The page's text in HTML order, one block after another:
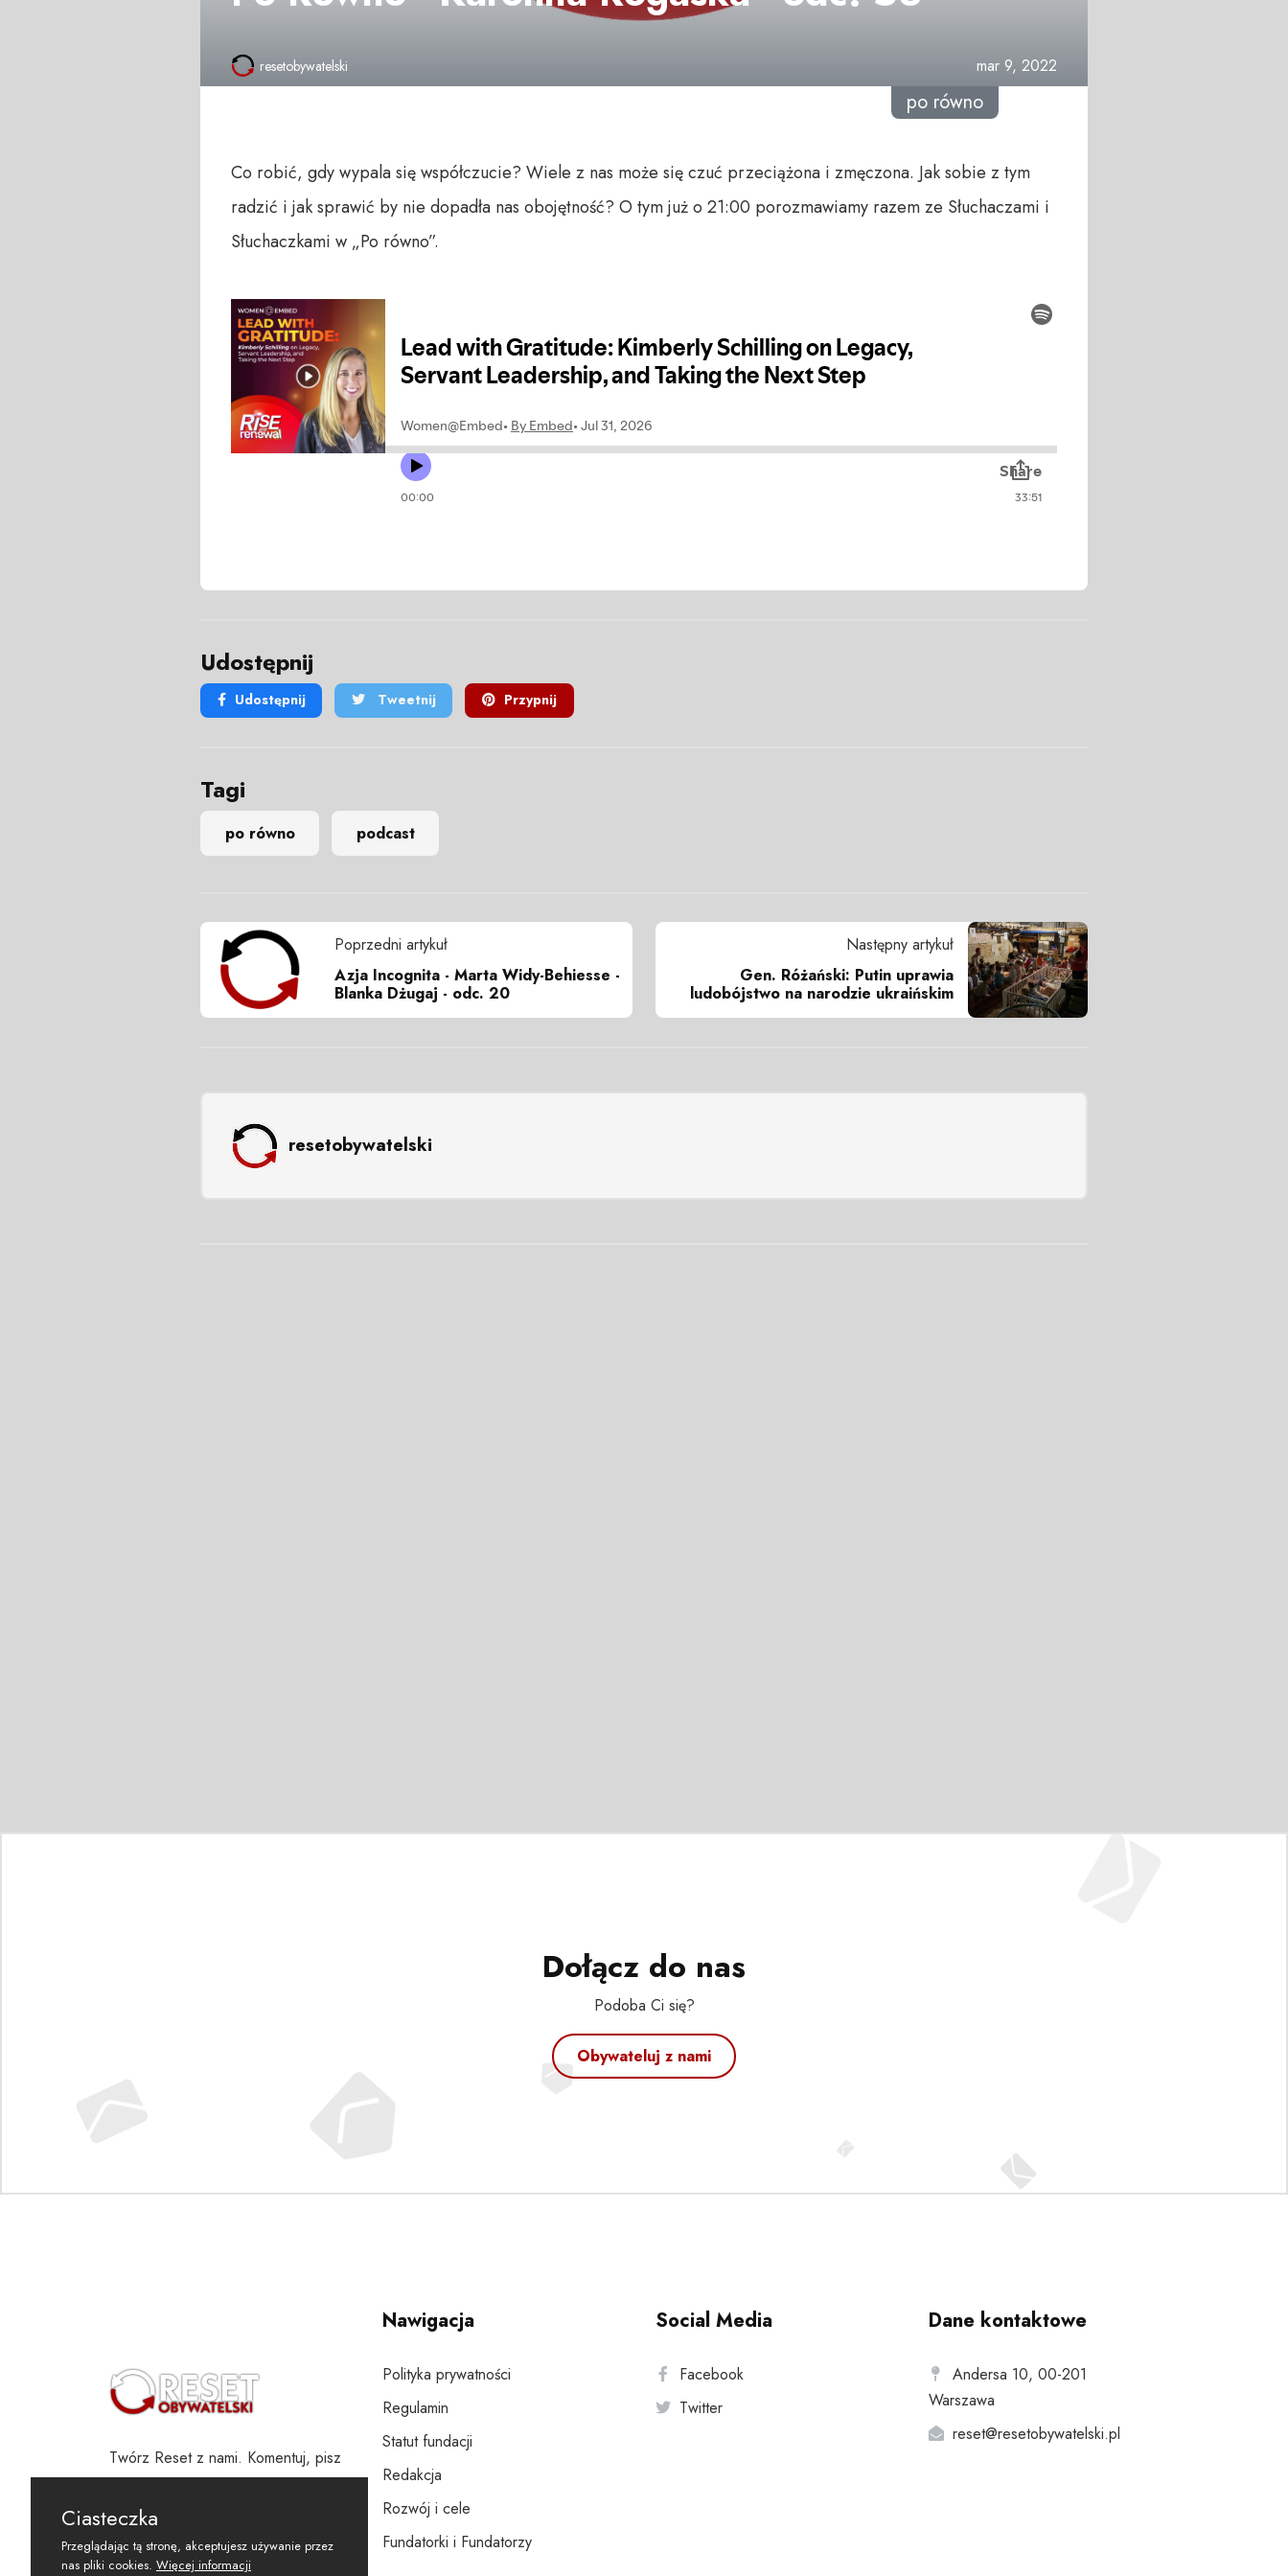
resetobywatelski mar 9, 2022
po równo
Co robić, gdy wypala się współczucie? Wiele z nas może się czuć przeciążona i zmęczona. Jak sobie z tym
radzić i jak sprawić by nie dopadła nas obojętność? O tym już o 21:00 porozmawiamy razem ze Słuchaczami i
Słuchaczkami w „Po równo”.
Udostępnij
Udostępnij Tweetnij Przypnij
Tagi
po równo podcast
Poprzedni artykuł
Azja Incognita - Marta Widy-Behiesse -
Blanka Dżugaj - odc. 20
Następny artykuł
Gen. Różański: Putin uprawia
ludobójstwo na narodzie ukraińskim
resetobywatelski
Dołącz do nas
Podoba Ci się?
Obywateluj z nami
Twórz Reset z nami. Komentuj, pisz
i wspieraj
Nawigacja
Polityka prywatności
Regulamin
Statut fundacji
Redakcja
Rozwój i cele
Fundatorki i Fundatorzy
Social Media
Facebook
Twitter
Dane kontaktowe
Andersa 10, 00-201
Warszawa
reset@resetobywatelski.pl
Ciasteczka
Przeglądając tą stronę, akceptujesz używanie przez
nas pliki cookies. Więcej informacji